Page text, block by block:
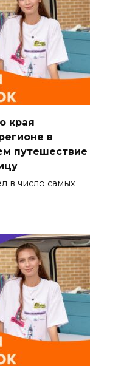
края
в
путешествие
в число самых